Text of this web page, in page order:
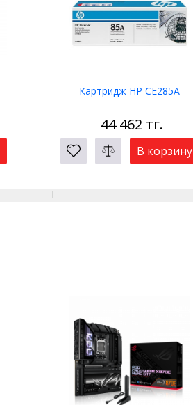
Картридж HP CE285A
44 462 тг.
В корзину